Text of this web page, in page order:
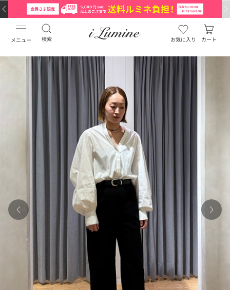
メニュー 検索 お気に入り カート